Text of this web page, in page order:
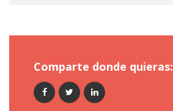
Comparte donde quieras: